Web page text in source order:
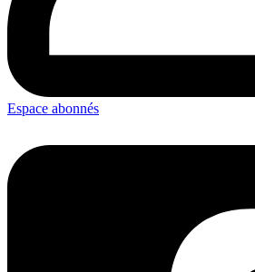
Espace abonnés